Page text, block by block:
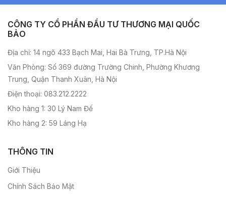
CÔNG TY CỔ PHẦN ĐẦU TƯ THƯƠNG MẠI QUỐC
BẢO
Địa chỉ: 14 ngõ 433 Bạch Mai, Hai Bà Trưng, TP.Hà Nội
Văn Phòng: Số 369 đường Trường Chinh, Phường Khương
Trung, Quận Thanh Xuân, Hà Nội
Điện thoại: 083.212.2222
Kho hàng 1: 30 Lý Nam Đế
Kho hàng 2: 59 Láng Hạ
THÔNG TIN
Giới Thiệu
Chính Sách Bảo Mật